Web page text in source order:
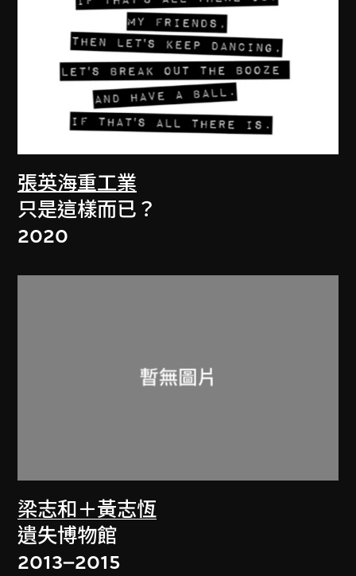
張英海重工業
只是這樣而已？
2020
梁志和＋黃志恆
遺失博物館
2013–2015